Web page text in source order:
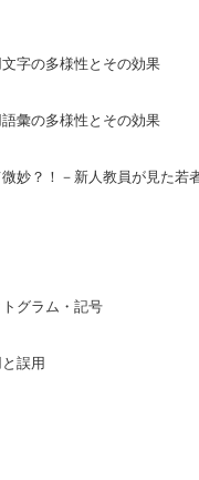
字の多様性とその効果
彙の多様性とその効果
妙？！－新人教員が見た若
グラム・記号
誤用